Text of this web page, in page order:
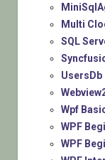
Multi
SQL
UsersDb
Wpf
WPF
WPF